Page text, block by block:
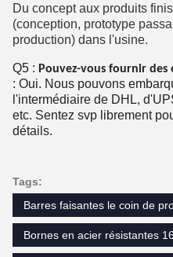
Du concept aux produits
(conception, prototype
production) dans l'usine.
Q5 : Pouvez-vous fournir des
: Oui. Nous pouvons
l'intermédiaire de DHL,
etc. Sentez svp librement
détails.
Tags:
Barres faisantes le coin de
Bornes en acier résistantes